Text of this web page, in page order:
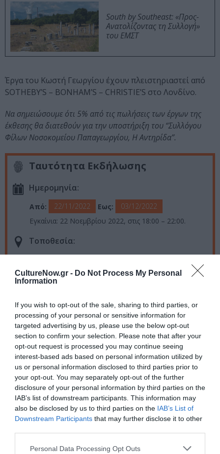
CultureNow.gr - Do Not Process My Personal
Information
If you wish to opt-out of the sale, sharing to third parties, or
processing of your personal or sensitive information for
targeted advertising by us, please use the below opt-out
section to confirm your selection. Please note that after your
opt-out request is processed you may continue seeing
interest-based ads based on personal information utilized by
us or personal information disclosed to third parties prior to
your opt-out. You may separately opt-out of the further
disclosure of your personal information by third parties on the
IAB’s list of downstream participants. This information may
also be disclosed by us to third parties on the IAB’s List of
Downstream Participants that may further disclose it to other
Personal Data Processing Opt Outs
South by Southeast: «Προς-
Ανατολίζοντας τη Συλλογή»
του ΕΜΣΤ
Έργα του Κωστή Γεωργίου έχουν πλειστηριαστεί από
SOTHEBY’S – BONHAM’S – CHRISTIE’S στο Λονδίνο.
Να σημειώσουμε ότι 5% από τις πωλήσεις των έργων της
έκθεσης θα διατεθούν για την υποστήριξη του “Συλλόγου
Φίλων Νοσοκομείου Παπαγεωργίου, Η Αντηρίδα”.
Ταυτότητα Εκδήλωσης
Ημερομηνία:
Από: 22/11/2022 Εως:
03/12/2022
Εγκαίνια: 22 Νοεμβρίου 2022, στις 18:00 – 22:00.
Τοποθεσία:
Kapopoulos Fine Arts, Μορκεντάου 6, Θεσσαλονίκη
Kapopoulos Fine Arts / Thessaloniki
Πληροφορίες / Κρατήσεις:
Τηλ.: 2310 278144 |kapopoulosart.gr
Ακολουθήστε το Culturenow.gr στοGoogle News
μάθετε πρώτοι όλες τις ειδήσεις
Δείτε όλα τα τελευταία νέαγια την Τέχνη και τον
Πολιτισμό στοCulturenow.gr
Νέοι Διαγωνισμοί❯
Tags